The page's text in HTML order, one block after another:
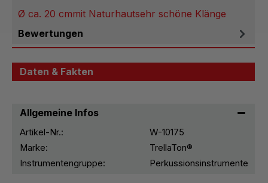
Ø ca. 20 cmmit Naturhautsehr schöne Klänge
Bewertungen
Daten & Fakten
Allgemeine Infos
Artikel-Nr.:
W-10175
Marke:
TrellaTon®
Instrumentengruppe:
Perkussionsinstrumente